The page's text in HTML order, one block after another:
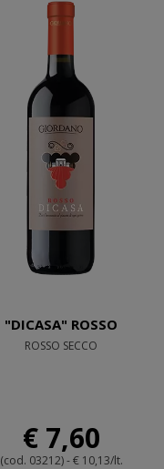
"DICASA" ROSSO
ROSSO SECCO
€ 7,60
(cod. 03212) - € 10,13/lt.